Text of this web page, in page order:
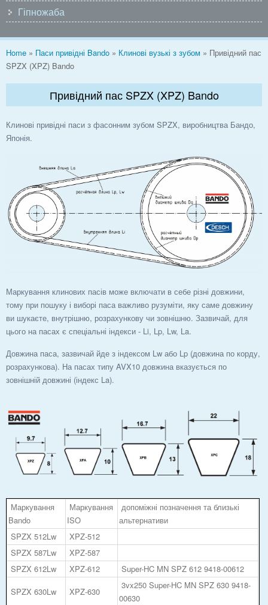
Гіпножаба
You are here
Home » Паси привідні Bando » Клинові вузькі з зубом » Привідний пас
SPZX (XPZ) Bando
Привідний пас SPZX (XPZ) Bando
Клинові привідні паси з фасонним зубом SPZX, виробництва Бандо,
Японія.
Маркування клинових пасів може включати в себе різні довжини,
тому при пошуку і виборі паса важливо рузуміти, яку саме довжину
ви шукаєте, внутрішню, розрахункову чи зовнішню. Зазвичай, для
цього на пасах є спеціальні індекси - Li, Lp, Lw, La.
Довжина паса, зазвичай йде з індексом Lw або Lp (довжина по корду,
розрахункова). На пасах типу AVX10 довжина вказується по
зовнішній довжині (індекс La).
Маркування
Bando
Маркування
ISO
допоміжні позначення та близькі
альтернативи
SPZX 512Lw
XPZ-512
SPZX 587Lw
XPZ-587
SPZX 612Lw
XPZ-612
Super-HC MN SPZ 612 9418-00612
SPZX 630Lw
XPZ-630
3vx250 Super-HC MN SPZ 630 9418-
00630